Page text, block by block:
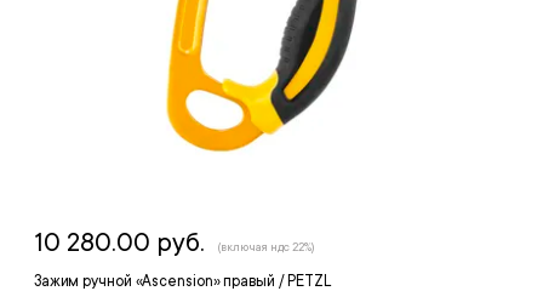
Зажим ручной «Ascension» правый / PETZL
10 280.00 руб. (включая ндс 22%)